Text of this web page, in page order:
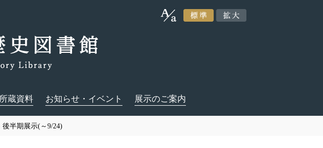
所蔵資料 お知らせ・イベント 展示のご案内
半期展示(～9/24)